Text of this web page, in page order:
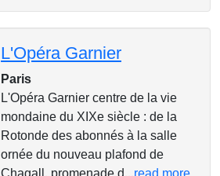
L'Opéra Garnier
Paris
L'Opéra Garnier centre de la vie
mondaine du XIXe siècle : de la
Rotonde des abonnés à la salle
ornée du nouveau plafond de
Chagall, promenade d...read more